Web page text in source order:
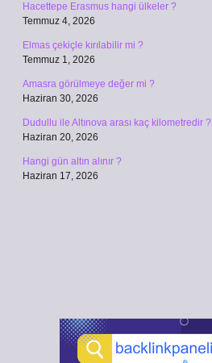
Hacettepe Erasmus hangi ülkeler ?
Temmuz 4, 2026
Elmas çekiçle kırılabilir mi ?
Temmuz 1, 2026
Amasra görülmeye değer mi ?
Haziran 30, 2026
Dudullu ile Altınova arası kaç kilometredir ?
Haziran 20, 2026
Hangi gün altın alınır ?
Haziran 17, 2026